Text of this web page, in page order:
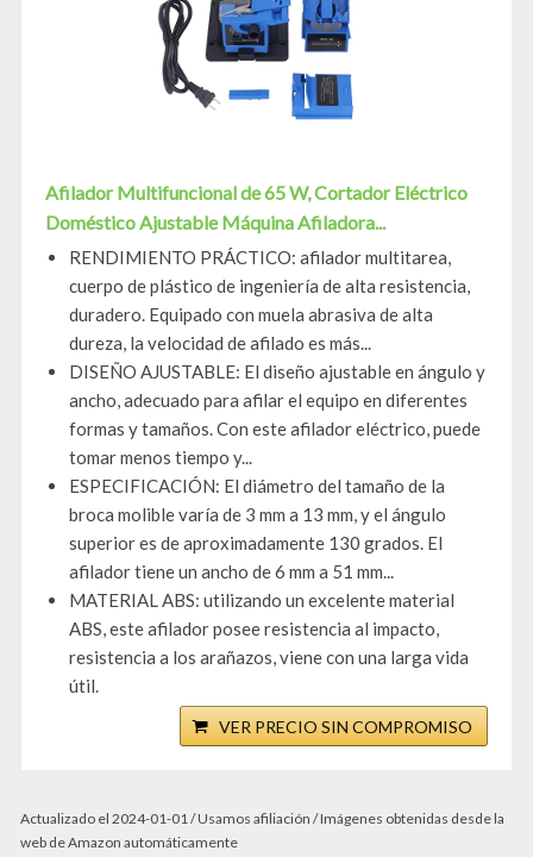
Afilador Multifuncional de 65 W, Cortador Eléctrico
Doméstico Ajustable Máquina Afiladora...
RENDIMIENTO PRÁCTICO: afilador multitarea,
cuerpo de plástico de ingeniería de alta resistencia,
duradero. Equipado con muela abrasiva de alta
dureza, la velocidad de afilado es más...
DISEÑO AJUSTABLE: El diseño ajustable en ángulo y
ancho, adecuado para afilar el equipo en diferentes
formas y tamaños. Con este afilador eléctrico, puede
tomar menos tiempo y...
ESPECIFICACIÓN: El diámetro del tamaño de la
broca molible varía de 3 mm a 13 mm, y el ángulo
superior es de aproximadamente 130 grados. El
afilador tiene un ancho de 6 mm a 51 mm...
MATERIAL ABS: utilizando un excelente material
ABS, este afilador posee resistencia al impacto,
resistencia a los arañazos, viene con una larga vida
útil.
VER PRECIO SIN COMPROMISO
Actualizado el 2024-01-01 / Usamos afiliación / Imágenes obtenidas desde la
web de Amazon automáticamente